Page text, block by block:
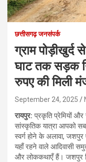
छत्तीसगढ़ जनसंपर्क
ग्राम पोड़ीखुर्द
घाट तक सड़क
रुपए की मिली
September 24, 2025
रायपुर:प्रकृति प्रेमियों
सांस्कृतिक यात्रा आपको
स्वर्ग होने के अलावा,
यहाँ रहने वाले आदिवासी
और लोककथाएँ हैं। जशपुर